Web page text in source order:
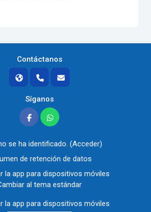
Contáctanos
Síganos
se ha identificado. (Acceder)
de retención de datos
la app para dispositivos móviles
al tema estándar
la app para dispositivos móviles